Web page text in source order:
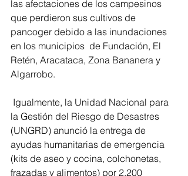
las afectaciones de los campesinos
que perdieron sus cultivos de
pancoger debido a las inundaciones
en los municipios  de Fundación, El
Retén, Aracataca, Zona Bananera y
Algarrobo.
la Gestión del Riesgo de Desastres
(UNGRD) anunció la entrega de
ayudas humanitarias de emergencia
(kits de aseo y cocina, colchonetas,
frazadas y alimentos) por 2.200